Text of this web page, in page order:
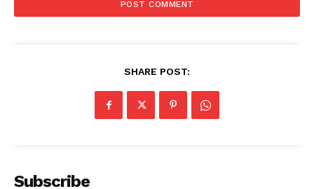
SHARE POST:
Subscribe